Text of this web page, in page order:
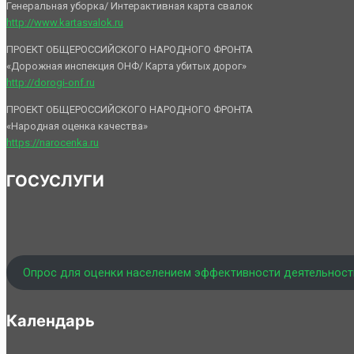
Генеральная уборка/ Интерактивная карта свалок
http://www.kartasvalok.ru
ПРОЕКТ ОБЩЕРОССИЙСКОГО НАРОДНОГО ФРОНТА
«Дорожная инспекция ОНФ/ Карта убитых дорог»
http://dorogi-onf.ru
ПРОЕКТ ОБЩЕРОССИЙСКОГО НАРОДНОГО ФРОНТА
«Народная оценка качества»
https://narocenka.ru
ГОСУСЛУГИ
Опрос для оценки населением эффективности
Календарь